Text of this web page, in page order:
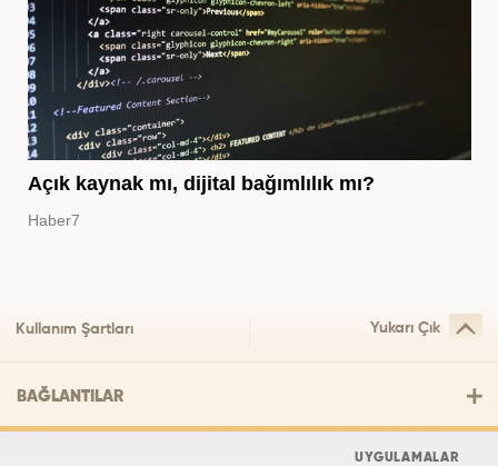
Açık kaynak mı, dijital bağımlılık mı?
Haber7
Kullanım Şartları Yukarı Çık
BAĞLANTILAR
UYGULAMALAR